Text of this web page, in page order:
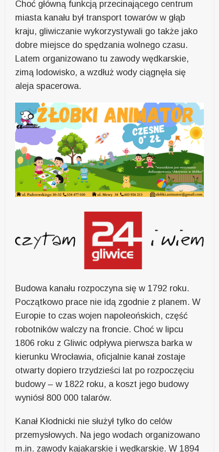
Choć główną funkcją przecinającego centrum
miasta kanału był transport towarów w głąb
kraju, gliwiczanie wykorzystywali go także jako
dobre miejsce do spędzania wolnego czasu.
Latem organizowano tu zawody wędkarskie,
zimą lodowisko, a wzdłuż wody ciągnęła się
aleja spacerowa.
Budowa kanału rozpoczyna się w 1792 roku.
Początkowo prace nie idą zgodnie z planem. W
Europie to czas wojen napoleońskich, część
robotników walczy na froncie. Choć w lipcu
1806 roku z Gliwic odpływa pierwsza barka w
kierunku Wrocławia, oficjalnie kanał zostaje
otwarty dopiero trzydzieści lat po rozpoczęciu
budowy – w 1822 roku, a koszt jego budowy
wyniósł 800 000 talarów.
Kanał Kłodnicki nie służył tylko do celów
przemysłowych. Na jego wodach organizowano
m.in. zawody kajakarskie i wędkarskie. W 1894